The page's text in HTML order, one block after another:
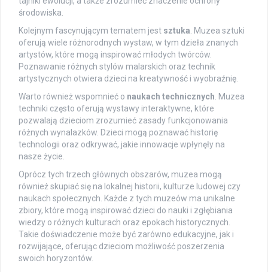
środowiska.
Kolejnym fascynującym tematem jest sztuka. Muzea sztuki
oferują wiele różnorodnych wystaw, w tym dzieła znanych
artystów, które mogą inspirować młodych twórców.
Poznawanie różnych stylów malarskich oraz technik
artystycznych otwiera dzieci na kreatywność i wyobraźnię.
Warto również wspomnieć o naukach technicznych. Muzea
techniki często oferują wystawy interaktywne, które
pozwalają dzieciom zrozumieć zasady funkcjonowania
różnych wynalazków. Dzieci mogą poznawać historię
technologii oraz odkrywać, jakie innowacje wpłynęły na
nasze życie.
Oprócz tych trzech głównych obszarów, muzea mogą
również skupiać się na lokalnej historii, kulturze ludowej czy
naukach społecznych. Każde z tych muzeów ma unikalne
zbiory, które mogą inspirować dzieci do nauki i zgłębiania
wiedzy o różnych kulturach oraz epokach historycznych.
Takie doświadczenie może być zarówno edukacyjne, jak i
rozwijające, oferując dzieciom możliwość poszerzenia
swoich horyzontów.